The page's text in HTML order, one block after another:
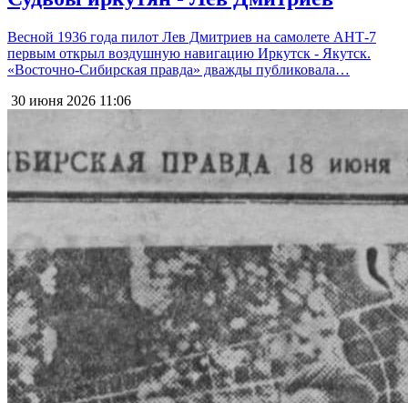
Весной 1936 года пилот Лев Дмитриев на самолете АНТ-7
первым открыл воздушную навигацию Иркутск - Якутск.
«Восточно-Сибирская правда» дважды публиковала…
30 июня 2026 11:06